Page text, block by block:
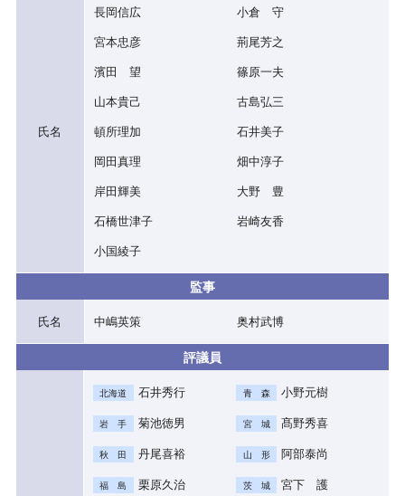
氏名
長岡信広
小倉 守
宮本忠彦
荊尾芳之
濱田 望
篠原一夫
山本貴己
古島弘三
頓所理加
石井美子
岡田真理
畑中淳子
岸田輝美
大野 豊
石橋世津子
岩崎友香
小国綾子
監事
氏名 中嶋英策 奥村武博
評議員
北海道 石井秀行 青 森 小野元樹
岩 手 菊池徳男 宮 城 髙野秀喜
秋 田 丹尾喜裕 山 形 阿部泰尚
福 島 栗原久治 茨 城 宮下 護